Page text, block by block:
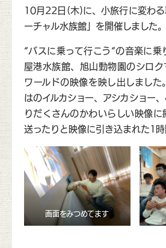
10月22日(木)に、小旅行に変わる
ーチャル水族館」を開催しました。
“バスに乗って行こう“の音楽に
屋港水族館、旭山動物園のシロク
ワールドの映像を映し出しまし
はのイルカショー、アシカショー
りだくさんのかわいらしい映像
送ったりと映像に引き込まれた1時
画面をみつめてます